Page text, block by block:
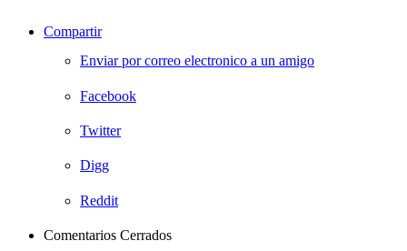
Compartir
Enviar por correo electronico a un amigo
Facebook
Twitter
Digg
Reddit
Comentarios Cerrados